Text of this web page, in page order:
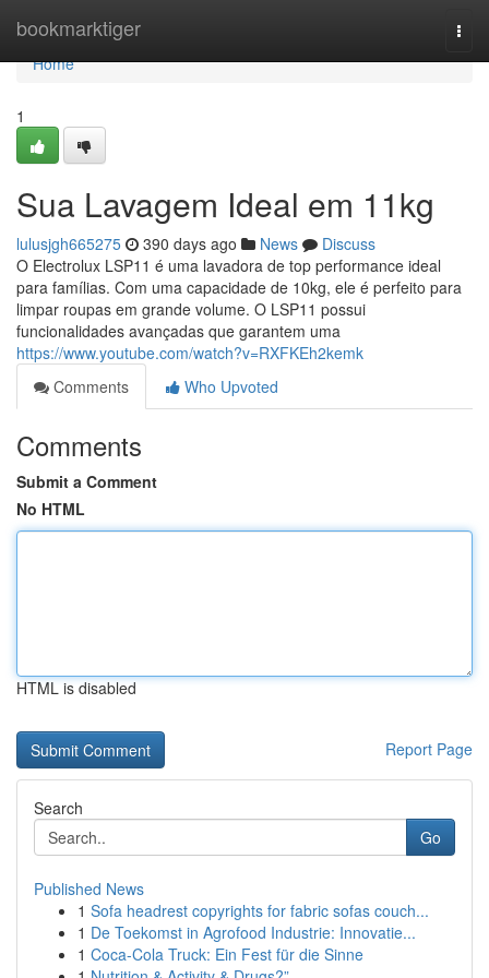
bookmarktiger
Home
Home
1
Sua Lavagem Ideal em 11kg
lulusjgh665275 390 days ago News
Discuss
O Electrolux LSP11 é uma lavadora de top performance ideal
para famílias. Com uma capacidade de 10kg, ele é perfeito para
limpar roupas em grande volume. O LSP11 possui
funcionalidades avançadas que garantem uma
https://www.youtube.com/watch?v=RXFKEh2kemk
Comments
Who Upvoted
Comments
Submit a Comment
No HTML
HTML is disabled
Report Page
Search
Go
Published News
1 Sofa headrest copyrights for fabric sofas couch...
1 De Toekomst in Agrofood Industrie: Innovatie...
1 Coca-Cola Truck: Ein Fest für die Sinne